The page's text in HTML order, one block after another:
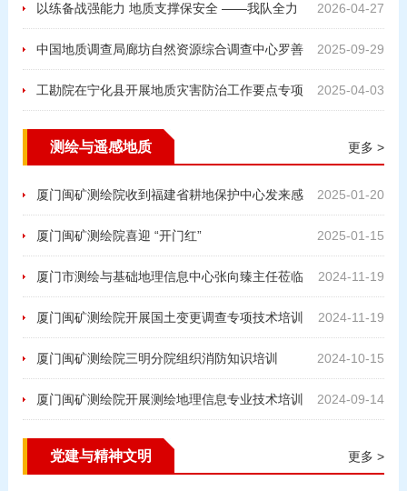
明地质大队开展考前考点地质灾害隐患专项巡查工作2026-04-27
以练备战强能力 地质支撑保安全 ——我队全力
参与“闽安-2026”防汛应急综合演练 2025-09-29
中国地质调查局廊坊自然资源综合调查中心罗善
霞教授至三明实验室调研指导工作 2025-04-03
工勘院在宁化县开展地质灾害防治工作要点专项
培训
测绘与遥感地质 更多 >
2025-01-20
厦门闽矿测绘院收到福建省耕地保护中心发来感
谢信 2025-01-15
厦门闽矿测绘院喜迎 “开门红”
2024-11-19
厦门市测绘与基础地理信息中心张向臻主任莅临
测绘院调研指导工作 2024-11-19
厦门闽矿测绘院开展国土变更调查专项技术培训
2024-10-15
厦门闽矿测绘院三明分院组织消防知识培训
2024-09-14
厦门闽矿测绘院开展测绘地理信息专业技术培训
党建与精神文明 更多 >